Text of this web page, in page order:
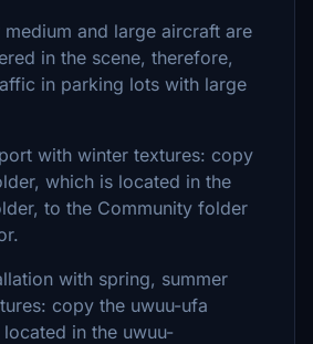
and large aircraft are
in the scene, therefore,
in parking lots with large
with winter textures: copy
which is located in the
to the Community folder
with spring, summer
copy the uwuu-ufa
in the uwuu-